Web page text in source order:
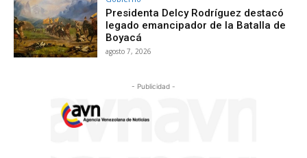
Presidenta Delcy Rodríguez destacó
legado emancipador de la Batalla de
Boyacá
agosto 7, 2026
- Publicidad -